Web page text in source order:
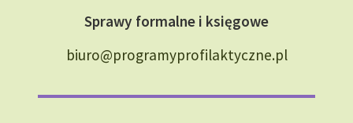
Sprawy formalne i księgowe
biuro@programyprofilaktyczne.pl